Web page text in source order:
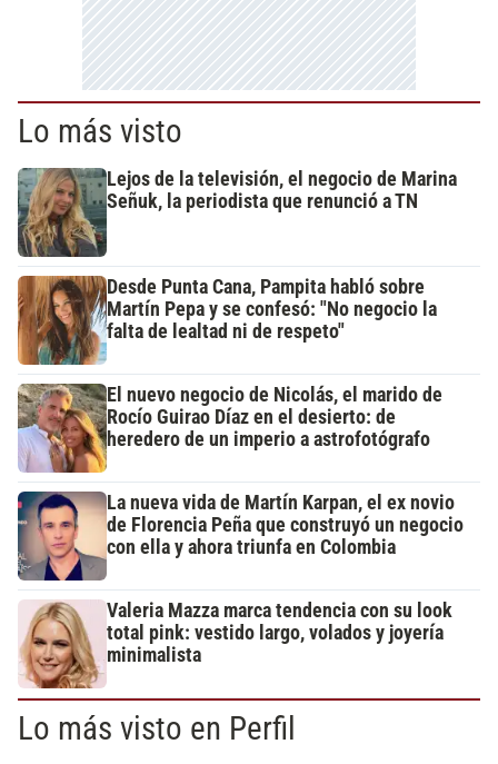
Lo más visto
Lejos de la televisión, el negocio de Marina
Señuk, la periodista que renunció a TN
Desde Punta Cana, Pampita habló sobre
Martín Pepa y se confesó: "No negocio la
falta de lealtad ni de respeto"
El nuevo negocio de Nicolás, el marido de
Rocío Guirao Díaz en el desierto: de
heredero de un imperio a astrofotógrafo
La nueva vida de Martín Karpan, el ex novio
de Florencia Peña que construyó un negocio
con ella y ahora triunfa en Colombia
Valeria Mazza marca tendencia con su look
total pink: vestido largo, volados y joyería
minimalista
Lo más visto en Perfil